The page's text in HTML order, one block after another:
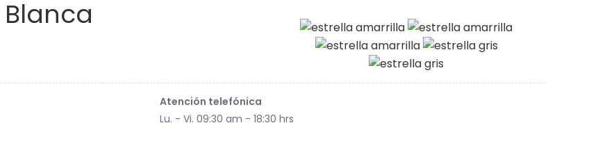
Atención telefónica
Lu. - Vi. 09:30 am - 18:30 hrs